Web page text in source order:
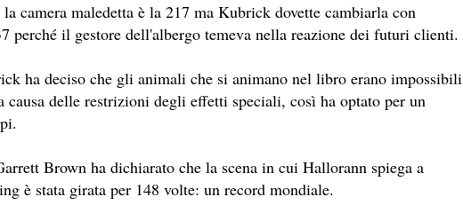
camera maledetta è la 217 ma Kubrick dovette cambiarla con
perché il gestore dell'albergo temeva nella reazione dei futuri clienti.
ha deciso che gli animali che si animano nel libro erano impossibili
causa delle restrizioni degli effetti speciali, così ha optato per un
Brown ha dichiarato che la scena in cui Hallorann spiega a
è stata girata per 148 volte: un record mondiale.